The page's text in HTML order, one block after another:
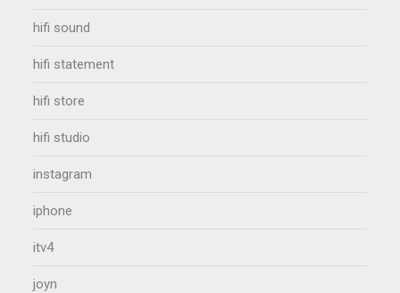
hifi sound
hifi statement
hifi store
hifi studio
instagram
iphone
itv4
joyn